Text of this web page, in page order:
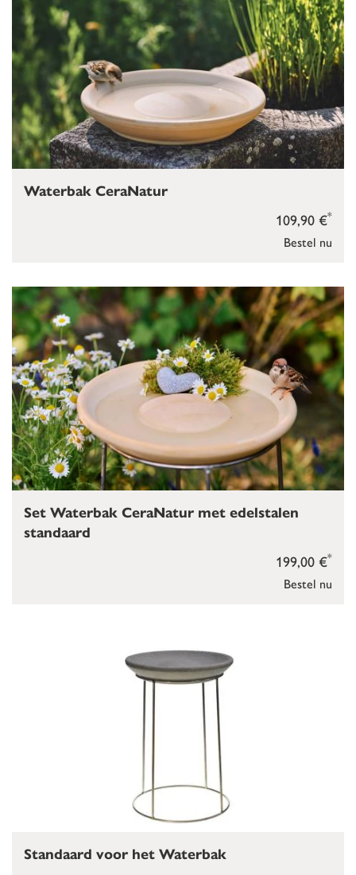
Bestel nu
109,90 €*
Waterbak CeraNatur
Bestel nu
199,00 €*
Set Waterbak CeraNatur met edelstalen
standaard
Standaard voor het Waterbak